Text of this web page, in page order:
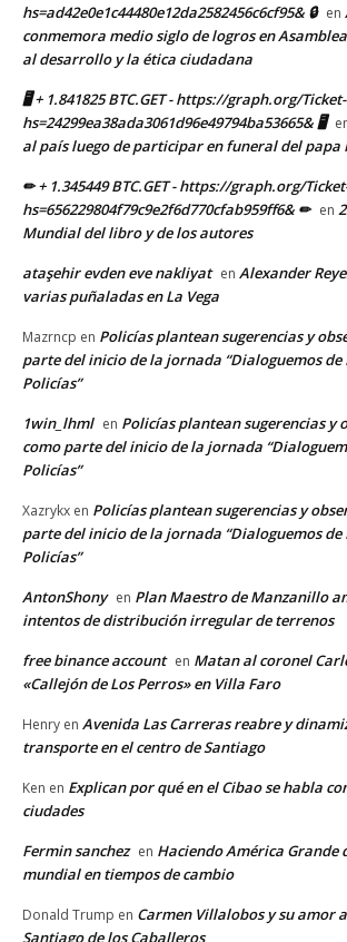
hs=ad42e0e1c44480e12da2582456c6cf95& 🔒 en
conmemora medio siglo de logros en
al desarrollo y la ética ciudadana
🖥 + 1.841825 BTC.GET - https://graph.org/
hs=24299ea38ada3061d96e49794ba53665& 🖥
al país luego de participar en funeral del papa
✏ + 1.345449 BTC.GET - https://graph.org/
hs=656229804f79c9e2f6d770cfab959ff6& ✏ en
Mundial del libro y de los autores
ataşehir evden eve nakliyat en Alexander
varias puñaladas en La Vega
Mazrncp en Policías plantean sugerencias y
parte del inicio de la jornada “Dialoguemos de
Policías”
1win_lhml en Policías plantean sugerencias y
como parte del inicio de la jornada
Policías”
Xazrykx en Policías plantean sugerencias y
parte del inicio de la jornada “Dialoguemos de
Policías”
AntonShony en Plan Maestro de Manzanillo
intentos de distribución irregular de terrenos
free binance account en Matan al coronel
«Callejón de Los Perros» en Villa Faro
Henry en Avenida Las Carreras reabre y
transporte en el centro de Santiago
Ken en Explican por qué en el Cibao se habla
ciudades
Fermin sanchez en Haciendo América Grande
mundial en tiempos de cambio
Donald Trump en Carmen Villalobos y su amor
Santiago de los Caballeros